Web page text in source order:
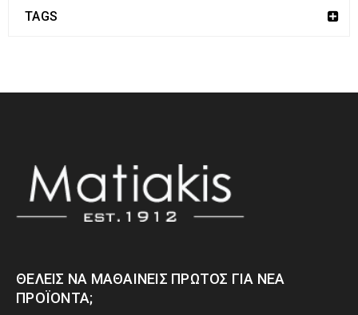
TAGS
ΘΈΛΕΙΣ ΝΑ ΜΑΘΑΊΝΕΙΣ ΠΡΏΤΟΣ ΓΙΑ ΝΈΑ
ΠΡΟΪΌΝΤΑ;